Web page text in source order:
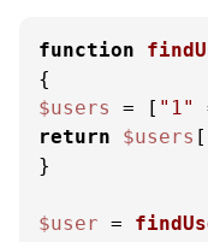
function
$users
= [ "1"
return
$users [
}
$user =